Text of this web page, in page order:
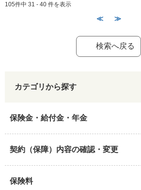
105件中 31 - 40 件を表示
≪ ≫
検索へ戻る
カテゴリから探す
保険金・給付金・年金
契約（保障）内容の確認・変更
保険料